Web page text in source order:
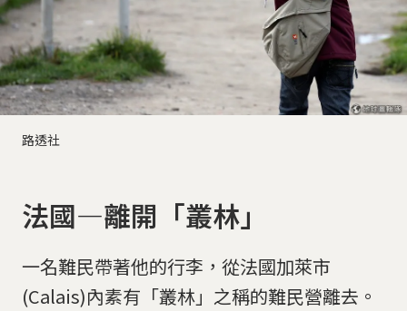
路透社
法國—離開「叢林」
一名難民帶著他的行李，從法國加萊市
(Calais)內素有「叢林」之稱的難民營離去。